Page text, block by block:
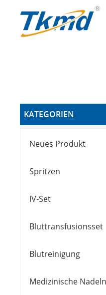
KATEGORIEN
Neues Produkt
Spritzen
IV-Set
Bluttransfusionsset
Blutreinigung
Medizinische Nadeln